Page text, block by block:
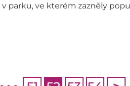
parku, ve kterém zazněly
…